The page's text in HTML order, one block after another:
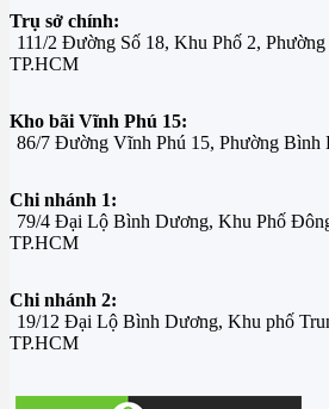
Trụ sở chính:
111/2 Đường Số 18, Khu Phố 2,
TP.HCM
Kho bãi Vĩnh Phú 15:
86/7 Đường Vĩnh Phú 15, Phường Bình
Chi nhánh 1:
79/4 Đại Lộ Bình Dương, Khu Phố
TP.HCM
Chi nhánh 2:
19/12 Đại Lộ Bình Dương, Khu phố
TP.HCM